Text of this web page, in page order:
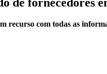
recurso com todas as